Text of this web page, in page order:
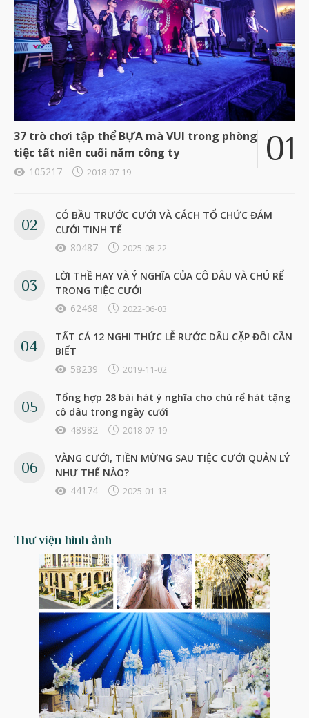
37 trò chơi tập thể BỰA mà VUI trong phòng
tiệc tất niên cuối năm công ty
105217 2018-07-19
CÓ BẦU TRƯỚC CƯỚI VÀ CÁCH TỔ CHỨC ĐÁM
CƯỚI TINH TẾ
80487
2025-08-22
LỜI THỀ HAY VÀ Ý NGHĨA CỦA CÔ DÂU VÀ CHÚ RỂ
TRONG TIỆC CƯỚI
62468
2022-06-03
TẤT CẢ 12 NGHI THỨC LỄ RƯỚC DÂU CẶP ĐÔI CẦN
BIẾT
58239
2019-11-02
Tổng hợp 28 bài hát ý nghĩa cho chú rể hát tặng
cô dâu trong ngày cưới
48982
2018-07-19
VÀNG CƯỚI, TIỀN MỪNG SAU TIỆC CƯỚI QUẢN LÝ
NHƯ THẾ NÀO?
44174
2025-01-13
Thư viện hình ảnh